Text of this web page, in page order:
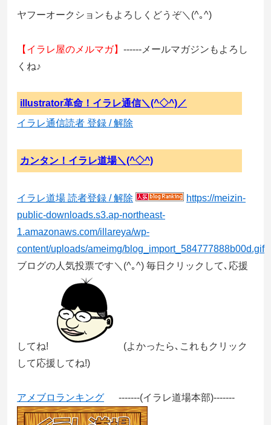
ヤフーオークションもよろしくどうぞ＼(^｡^)
【イラレ屋のメルマガ】 ------メールマガジンもよろし
くね♪
illustrator革命！イラレ通信＼(^◇^)／
イラレ通信読者 登録 / 解除
カンタン！イラレ道場＼(^◇^)
イラレ道場 読者登録 / 解除
https://meizin-
public-downloads.s3.ap-northeast-
1.amazonaws.com/illareya/wp-
content/uploads/ameimg/blog_import_584777888b00d.gif
ブログの人気投票です＼(^｡^) 毎日クリックして､応援
してね!
(よかったら､これもクリック
して応援してね!)
アメブロランキング -------(イラレ道場本部)-------